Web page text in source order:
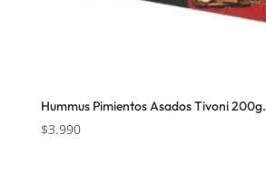
Hummus Pimientos Asados Tivoni 200g.
$3.990